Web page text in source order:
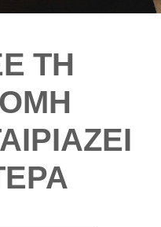
ΤΗ